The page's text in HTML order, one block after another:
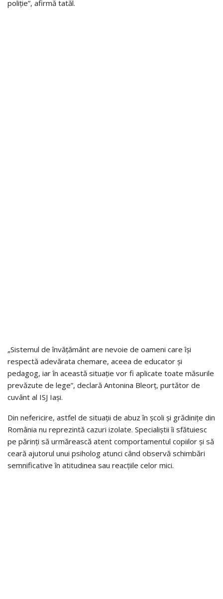
poliție”, afirmă tatăl.
„Sistemul de învățământ are nevoie de oameni care își
respectă adevărata chemare, aceea de educator și
pedagog, iar în această situație vor fi aplicate toate măsurile
prevăzute de lege”, declară Antonina Bleorț, purtător de
cuvânt al ISJ Iași.
Din nefericire, astfel de situații de abuz în școli și grădinițe din
România nu reprezintă cazuri izolate. Specialiștii îi sfătuiesc
pe părinți să urmărească atent comportamentul copiilor și să
ceară ajutorul unui psiholog atunci când observă schimbări
semnificative în atitudinea sau reacțiile celor mici.